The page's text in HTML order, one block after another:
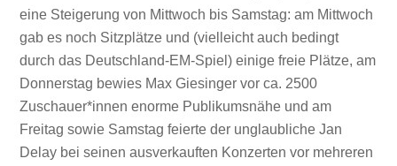
eine Steigerung von Mittwoch bis Samstag: am Mittwoch
gab es noch Sitzplätze und (vielleicht auch bedingt
durch das Deutschland-EM-Spiel) einige freie Plätze, am
Donnerstag bewies Max Giesinger vor ca. 2500
Zuschauer*innen enorme Publikumsnähe und am
Freitag sowie Samstag feierte der unglaubliche Jan
Delay bei seinen ausverkauften Konzerten vor mehreren